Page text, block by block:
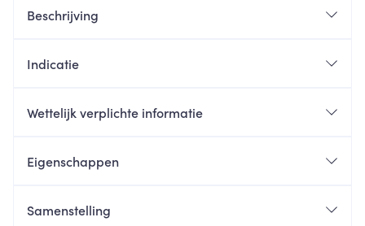
Beschrijving
Indicatie
Wettelijk verplichte informatie
Eigenschappen
Samenstelling